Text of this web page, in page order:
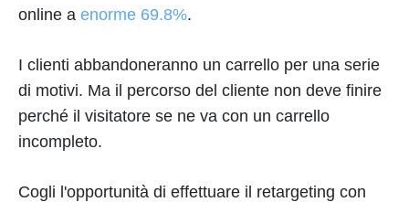
online a enorme 69.8%.
I clienti abbandoneranno un carrello per una serie
di motivi. Ma il percorso del cliente non deve finire
perché il visitatore se ne va con un carrello
incompleto.
Cogli l'opportunità di effettuare il retargeting con